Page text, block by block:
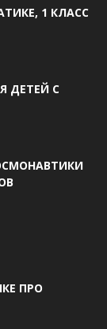
1 КЛАСС
ДЕТЕЙ С
ПРО